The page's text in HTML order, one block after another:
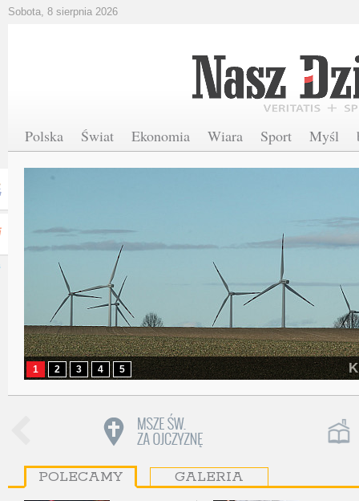
Sobota, 8 sierpnia 2026
Polska Świat Ekonomia Wiara Sport Myśl
STOLICA
1 2 3 4 5
POLECAMY GALERIA